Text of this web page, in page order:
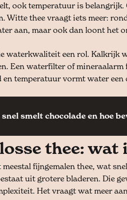
ook temperatuur is
Witte thee vraagt iets meer:
aan, maar ook dan loont het
waterkwaliteit een rol. Kalkrijk
Een waterfilter of
en temperatuur vormt water
snel smelt chocolade en hoe
thee: wat
meestal fijngemalen thee, wat
uit grotere bladeren. Die
Het vraagt wat meer